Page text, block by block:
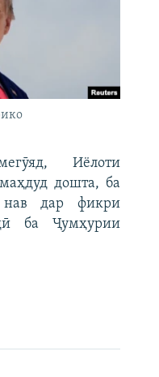
Иёлоти
дошта, ба
дар фикри
ба Ҷумҳурии